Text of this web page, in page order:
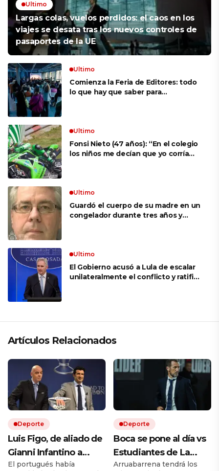
Ultimo
Largas colas, vuelos perdidos: el caos en los
viajes se desata tras los nuevos controles de
pasaportes de la UE
Ultimo
Comienza la Feria de Editores: todo
lo que hay que saber para
Ultimo
Fonsi Nieto (47 años): “En el colegio
los niños me decían que yo corría
Ultimo
Guardó el cuerpo de su madre en un
congelador durante tres años y
Ultimo
El Gobierno acusó a Lula de escalar
unilateralmente el conflicto y ratificó
Artículos Relacionados
Deporte
Luis Figo, de aliado de
Gianni Infantino a
pedir su renuncia: la
El portugués había
Deporte
Boca se pone al día vs
Estudiantes de La
Plata, sin Muslera, y
Arruabarrena tendrá los